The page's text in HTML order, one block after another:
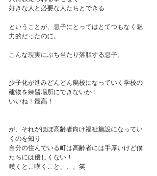
好きな人と必要な人たちとできる
ということが、息子にとってはとてつもなく魅
力的だったのに。
こんな現実にぶち当たり落胆する息子。
少子化が進みどんどん廃校になっていく学校の
建物を練習場所にできないか！
いいね！最高！
が、それがほぼ高齢者向け福祉施設になってい
くのを知り
自分の住んでいる町は高齢者には手厚いけど僕
たちには優しくない！
嘆くとこ嘆くこと、、、笑